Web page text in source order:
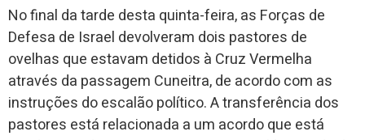
No final da tarde desta quinta-feira, as Forças de
Defesa de Israel devolveram dois pastores de
ovelhas que estavam detidos à Cruz Vermelha
através da passagem Cuneitra, de acordo com as
instruções do escalão político. A transferência dos
pastores está relacionada a um acordo que está